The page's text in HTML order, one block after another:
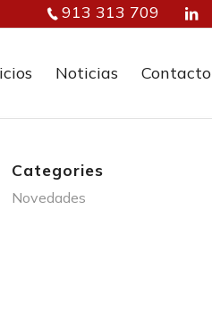
913 313 709
Noticias Contacto
Categories
Novedades